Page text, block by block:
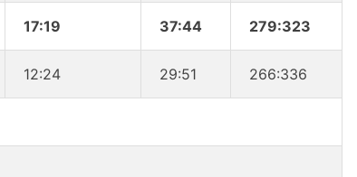
17:19 37:44 279:323
12:24 29:51 266:336